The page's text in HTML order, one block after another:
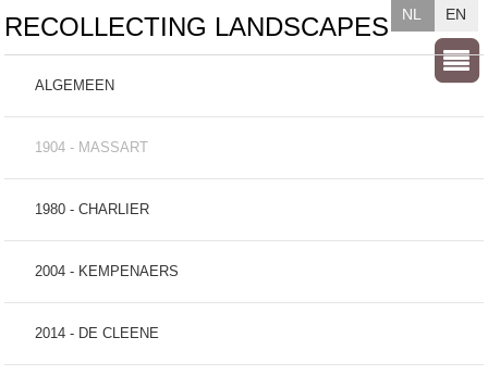
EN
NL
RECOLLECTING LANDSCAPES
ALGEMEEN
1904 - MASSART
1980 - CHARLIER
2004 - KEMPENAERS
2014 - DE CLEENE